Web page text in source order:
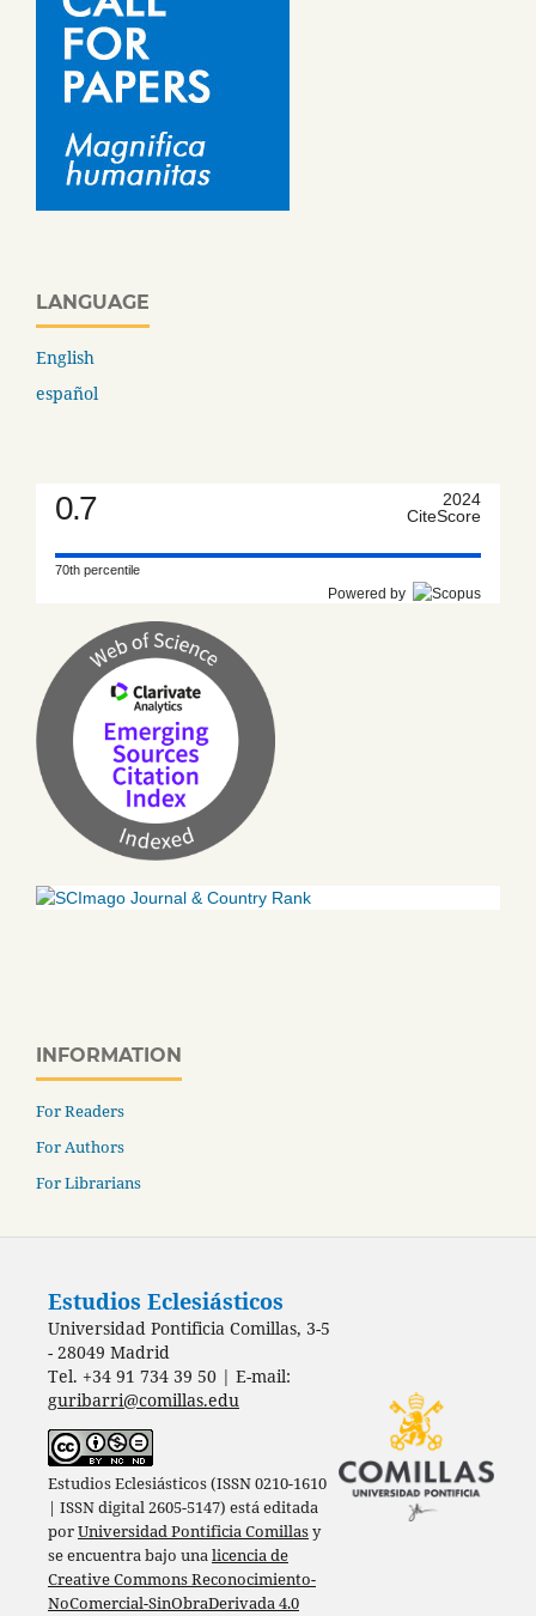
LANGUAGE
English
español
0.7
2024
CiteScore
70th percentile
Powered by
INFORMATION
For Readers
For Authors
For Librarians
Estudios Eclesiásticos
Universidad Pontificia Comillas, 3-5
- 28049 Madrid
Tel. +34 91 734 39 50 | E-mail:
guribarri@comillas.edu
Estudios Eclesiásticos (ISSN 0210-1610
| ISSN digital 2605-5147) está editada
porUniversidad Pontificia Comillasy
se encuentra bajo unalicencia de
Creative Commons Reconocimiento-
NoComercial-SinObraDerivada 4.0